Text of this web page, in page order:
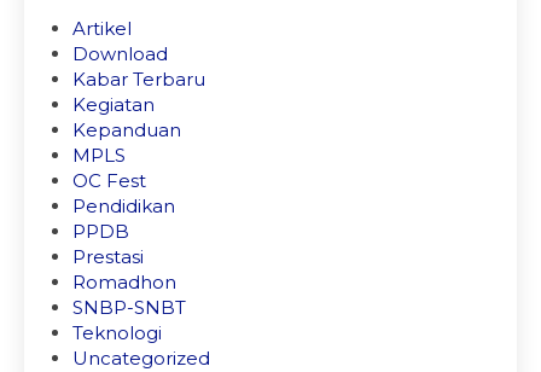
Artikel
Download
Kabar Terbaru
Kegiatan
Kepanduan
MPLS
OC Fest
Pendidikan
PPDB
Prestasi
Romadhon
SNBP-SNBT
Teknologi
Uncategorized